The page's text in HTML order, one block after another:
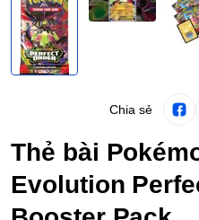
Chia sẻ
Thẻ bài
Evolution